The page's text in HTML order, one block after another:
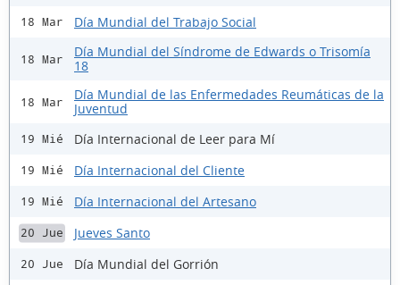
18 Mar Día Mundial del Trabajo Social
18 Mar
Día Mundial del Síndrome de Edwards o Trisomía
18
18 Mar
Día Mundial de las Enfermedades Reumáticas de la
Juventud
19 Mié Día Internacional de Leer para Mí
19 Mié Día Internacional del Cliente
19 Mié Día Internacional del Artesano
20 Jue Jueves Santo
20 Jue Día Mundial del Gorrión